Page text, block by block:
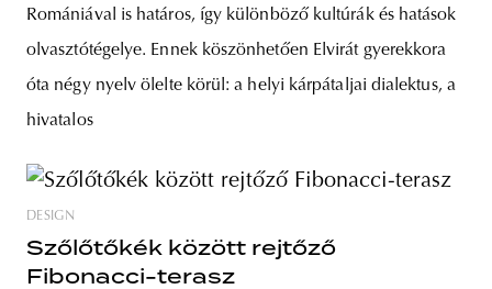
Romániával is határos, így különböző kultúrák és hatások
olvasztótégelye. Ennek köszönhetően Elvirát gyerekkora
óta négy nyelv ölelte körül: a helyi kárpátaljai dialektus, a
hivatalos
DESIGN
Szőlőtőkék között rejtőző
Fibonacci-terasz